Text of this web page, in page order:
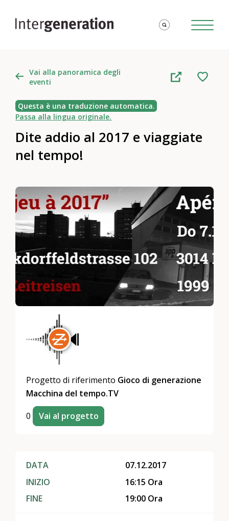
Vai alla panoramica degli
eventi
Questa è una traduzione automatica.
Passa alla lingua originale.
Dite addio al 2017 e viaggiate
nel tempo!
Progetto di riferimento Gioco di generazione
Macchina del tempo.TV
0 Vai al progetto
DATA
INIZIO
FINE
07.12.2017
16:15 Ora
19:00 Ora